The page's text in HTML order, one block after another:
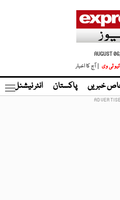
AUGUST
ٹی وی | آج کا اخبار
خبریں پاکستان انٹر نیشنل